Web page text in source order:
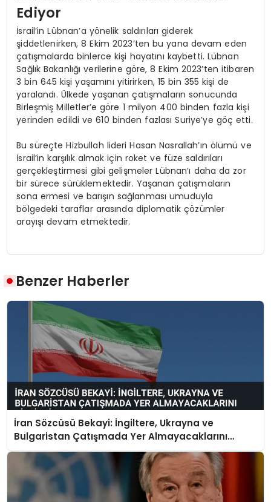
Ediyor
İsrail’in Lübnan’a yönelik saldırıları giderek
şiddetlenirken, 8 Ekim 2023’ten bu yana devam eden
çatışmalarda binlerce kişi hayatını kaybetti. Lübnan
Sağlık Bakanlığı verilerine göre, 8 Ekim 2023’ten itibaren
3 bin 645 kişi yaşamını yitirirken, 15 bin 355 kişi de
yaralandı. Ülkede yaşanan çatışmaların sonucunda
Birleşmiş Milletler’e göre 1 milyon 400 binden fazla kişi
yerinden edildi ve 610 binden fazlası Suriye’ye göç etti.
Bu süreçte Hizbullah lideri Hasan Nasrallah’ın ölümü ve
İsrail’in karşılık almak için roket ve füze saldırıları
gerçekleştirmesi gibi gelişmeler Lübnan’ı daha da zor
bir sürece sürüklemektedir. Yaşanan çatışmaların
sona ermesi ve barışın sağlanması umuduyla
bölgedeki taraflar arasında diplomatik çözümler
arayışı devam etmektedir.
Benzer Haberler
İran Sözcüsü Bekayi: İngiltere, Ukrayna ve
Bulgaristan Çatışmada Yer Almayacaklarını
Bildirdi